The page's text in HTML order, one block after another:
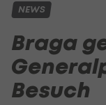
NEWS
Braga
Besuch